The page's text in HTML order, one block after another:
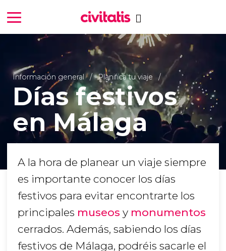
Información general Planifica tu viaje
Días festivos
en Málaga
A la hora de planear un viaje siempre
es importante conocer los días
festivos para evitar encontrarte los
principales museos y monumentos
cerrados. Además, sabiendo los días
festivos de Málaga, podréis sacarle el